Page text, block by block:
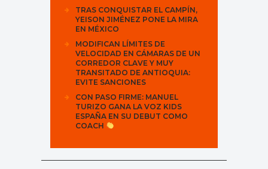
TRAS CONQUISTAR EL CAMPÍN,
YEISON JIMÉNEZ PONE LA MIRA
EN MÉXICO
MODIFICAN LÍMITES DE
VELOCIDAD EN CÁMARAS DE UN
CORREDOR CLAVE Y MUY
TRANSITADO DE ANTIOQUIA:
EVITE SANCIONES
CON PASO FIRME: MANUEL
TURIZO GANA LA VOZ KIDS
ESPAÑA EN SU DEBUT COMO
COACH